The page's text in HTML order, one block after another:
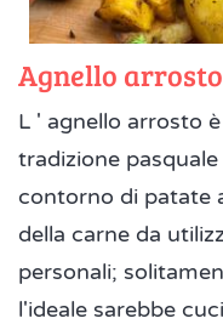
Agnello arrosto
L ' agnello arrosto
tradizione
contorno di patate
della carne da
personali;
l'ideale sarebbe